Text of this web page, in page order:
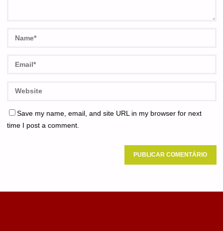
Save my name, email, and site URL in my browser for next
time I post a comment.